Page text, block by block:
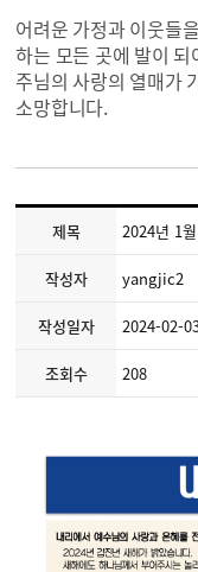
어려운 가정과 이웃들
하는 모든 곳에 발이
주님의 사랑의 열매가
소망합니다.
제목 2024년 1
작성자 yangjic2
작성일자 2024-02-
조회수 208